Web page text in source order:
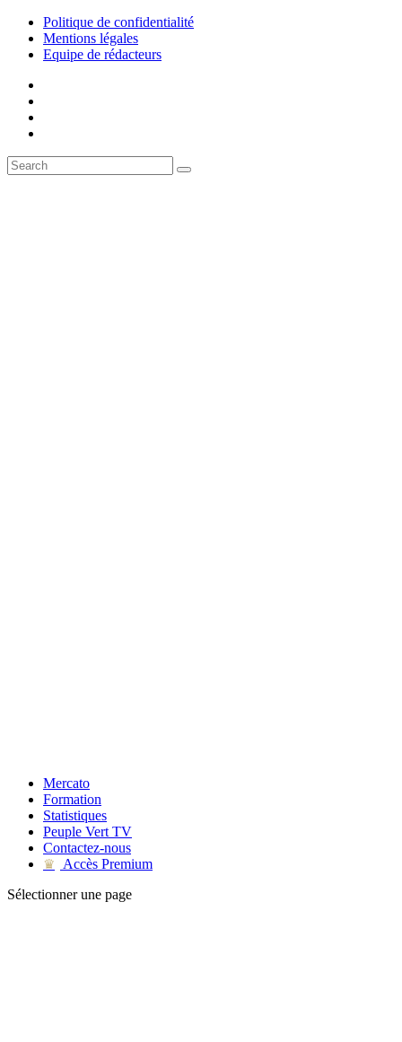
Politique de confidentialité
Mentions légales
Equipe de rédacteurs
Mercato
Formation
Statistiques
Peuple Vert TV
Contactez-nous
♛
Accès Premium
Sélectionner une page